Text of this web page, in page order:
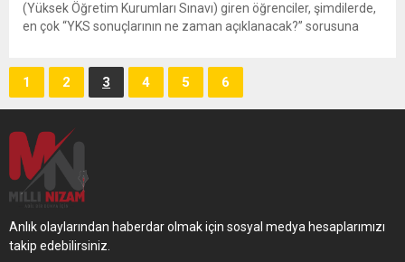
(Yüksek Öğretim Kurumları Sınavı) giren öğrenciler, şimdilerde,
en çok “YKS sonuçlarının ne zaman açıklanacak?” sorusuna
üniversite öğrencisi var. Bunların büyük bir bölümü,
üniversiteden mesleksiz olarak mezun olacak. Milat Gazetesi...
1 2 3 4 5 6
Anlık olaylarından haberdar olmak için sosyal medya hesaplarımızı
takip edebilirsiniz.